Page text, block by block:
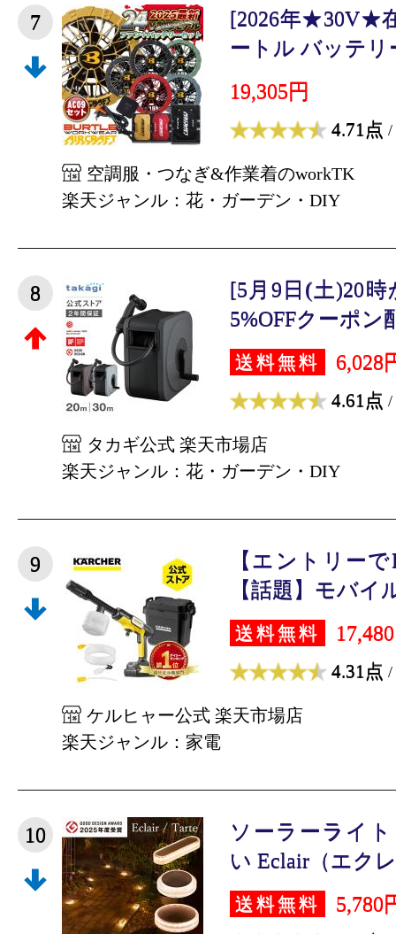
7
[2026年★30V★
ートル バッテリ
19,305円
4.71点 /
空調服・つなぎ&作業着のworkTK
楽天ジャンル：花・ガーデン・DIY
8
[5月9日(土)20
5%OFFクーポン
送料無料 6,028
4.61点 /
タカギ公式 楽天市場店
楽天ジャンル：花・ガーデン・DIY
9
【エントリー
【話題】モバイ
送料無料
4.31点 /
ケルヒャー公式 楽天市場店
楽天ジャンル：家電
10
ソーラーライ
い Eclair（エク
送料無料 5,780